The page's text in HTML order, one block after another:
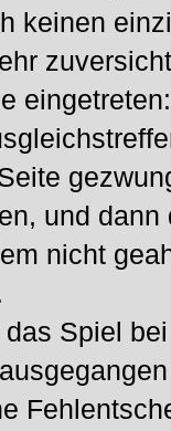
keinen
und dann
nicht
Spiel